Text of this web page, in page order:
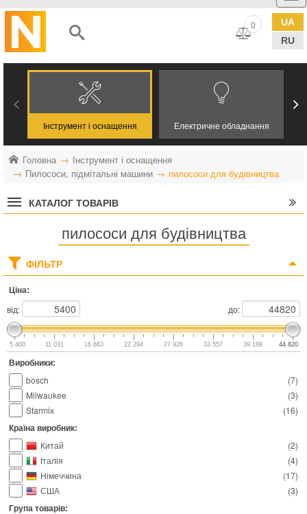
UA
RU
0
Інструмент і оснащення Електричне обладнання
Головна
Інструмент і оснащення
Пилососи, підмітальні машини
пилососи для будівництва
КАТАЛОГ ТОВАРІВ
пилососи для будівництва
ФІЛЬТР
Ціна:
від: до:
5 400 11 031 16 663 22 294 27 926 33 557 39 189 44 820
Виробники:
(7)
bosch
(3)
Milwaukee
(16)
Starmix
Країна виробник:
(2)
Китай
(4)
Італія
(17)
Німеччина
(3)
США
Група товарів: